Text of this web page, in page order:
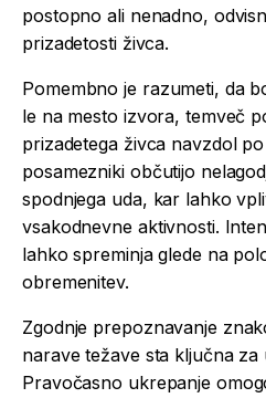
postopno ali nenadno,
prizadetosti živca.
Pomembno je razumeti, da
le na mesto izvora, temveč
prizadetega živca navzdol
posamezniki občutijo
spodnjega uda, kar lahko
vsakodnevne aktivnosti.
lahko spreminja glede na
obremenitev.
Zgodnje prepoznavanje
narave težave sta ključna
Pravočasno ukrepanje